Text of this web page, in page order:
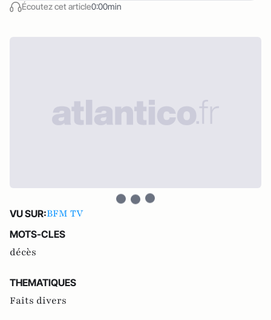
Écoutez cet article0:00min
VU SUR:BFM TV
MOTS-CLES
décès
THEMATIQUES
Faits divers